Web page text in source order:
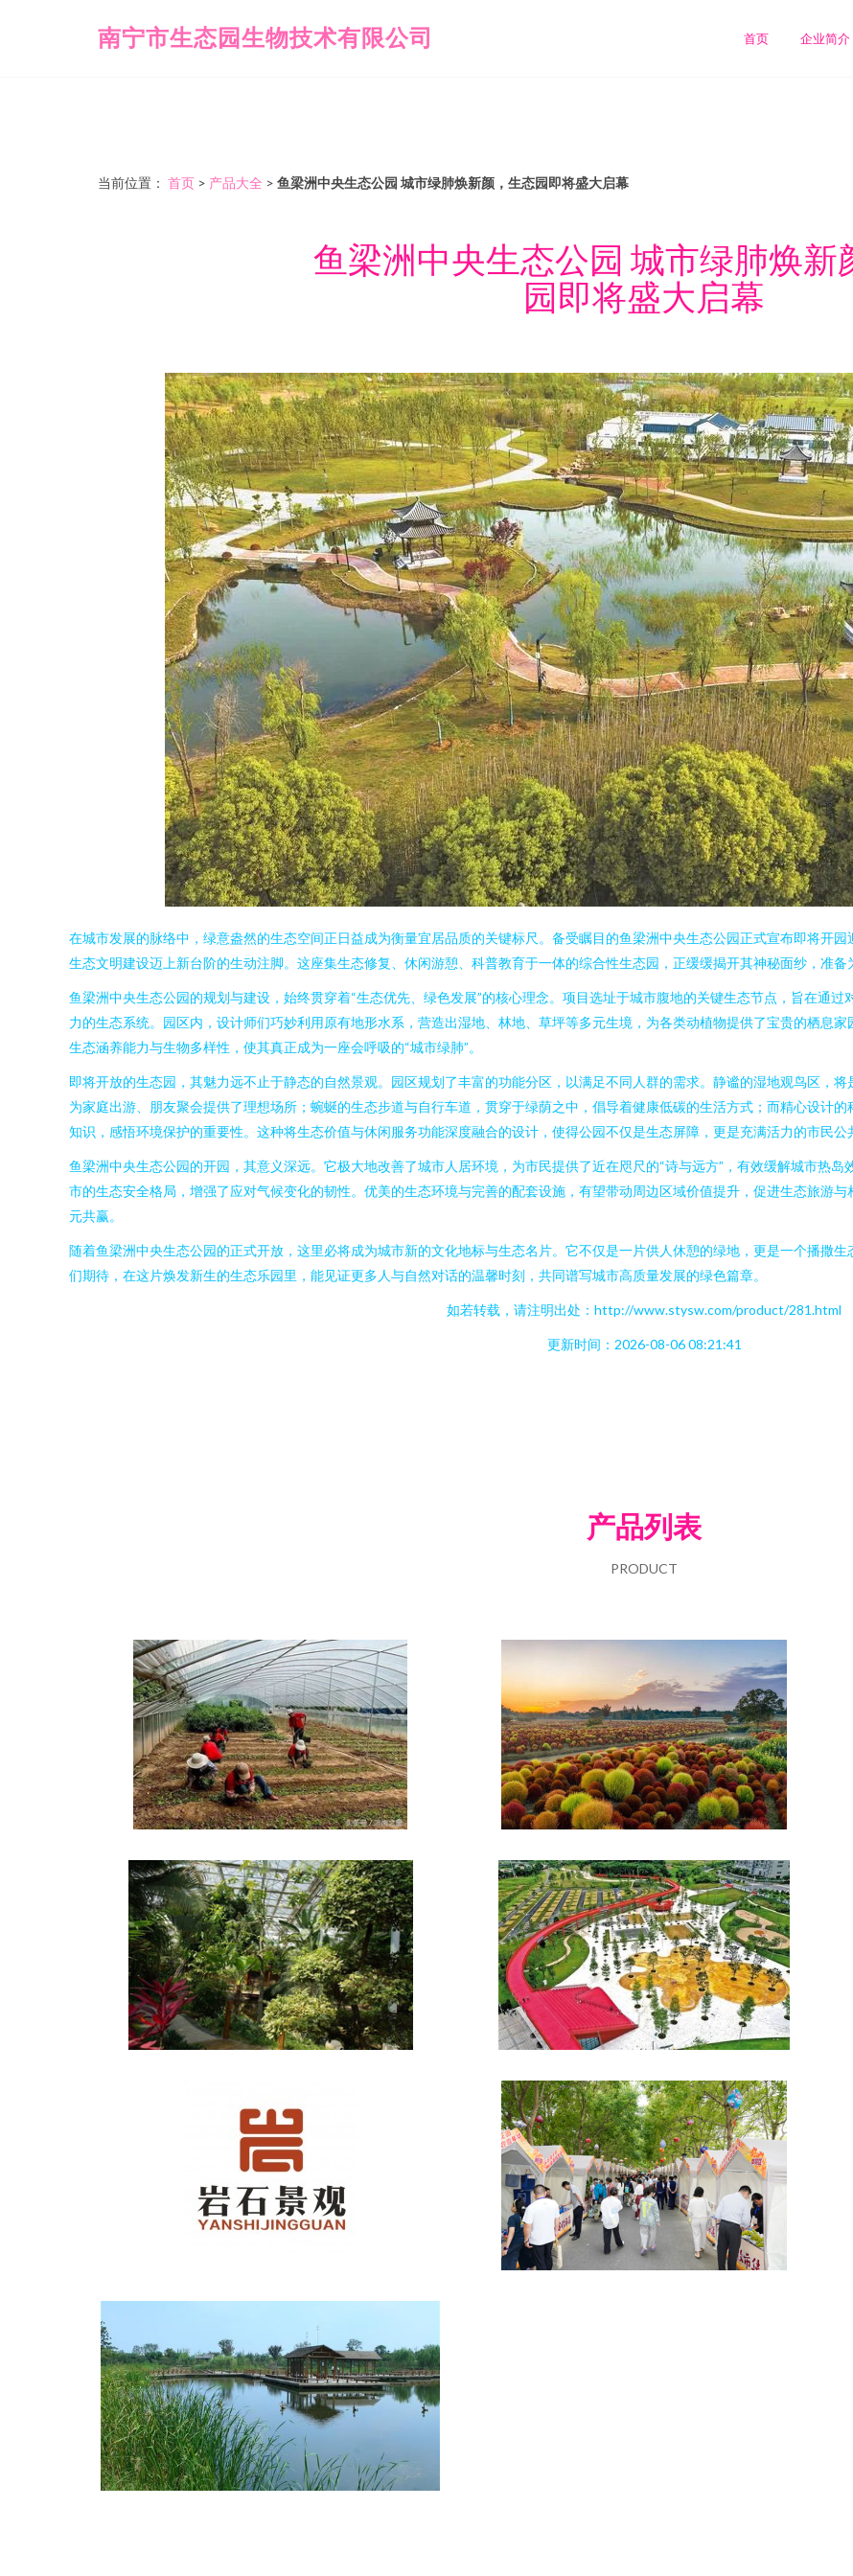
南宁市生态园生物技术有限公司 首页 企业简介
当前位置： 首页 > 产品大全 > 鱼梁洲中央生态公园 城市绿肺焕新颜，生态园即将盛大启幕
鱼梁洲中央生态公园 城市绿肺焕新
园即将盛大启幕
在城市发展的脉络中，绿意盎然的生态空间正日益成为衡量宜居品质的关键标尺。备受瞩目的鱼梁洲中央生态公园正式宣布即将开
生态文明建设迈上新台阶的生动注脚。这座集生态修复、休闲游憩、科普教育于一体的综合性生态园，正缓缓揭开其神秘面纱，准备
鱼梁洲中央生态公园的规划与建设，始终贯穿着“生态优先、绿色发展”的核心理念。项目选址于城市腹地的关键生态节点，旨在通
力的生态系统。园区内，设计师们巧妙利用原有地形水系，营造出湿地、林地、草坪等多元生境，为各类动植物提供了宝贵的栖息
生态涵养能力与生物多样性，使其真正成为一座会呼吸的“城市绿肺”。
即将开放的生态园，其魅力远不止于静态的自然景观。园区规划了丰富的功能分区，以满足不同人群的需求。静谧的湿地观鸟区，
为家庭出游、朋友聚会提供了理想场所；蜿蜒的生态步道与自行车道，贯穿于绿荫之中，倡导着健康低碳的生活方式；而精心设计
知识，感悟环境保护的重要性。这种将生态价值与休闲服务功能深度融合的设计，使得公园不仅是生态屏障，更是充满活力的市民公
鱼梁洲中央生态公园的开园，其意义深远。它极大地改善了城市人居环境，为市民提供了近在咫尺的“诗与远方”，有效缓解城市热
市的生态安全格局，增强了应对气候变化的韧性。优美的生态环境与完善的配套设施，有望带动周边区域价值提升，促进生态旅游
元共赢。
随着鱼梁洲中央生态公园的正式开放，这里必将成为城市新的文化地标与生态名片。它不仅是一片供人休憩的绿地，更是一个播撒
们期待，在这片焕发新生的生态乐园里，能见证更多人与自然对话的温馨时刻，共同谱写城市高质量发展的绿色篇章。
如若转载，请注明出处：http://www.stysw.com/product/281.html
更新时间：2026-08-06 08:21:41
产品列表
PRODUCT